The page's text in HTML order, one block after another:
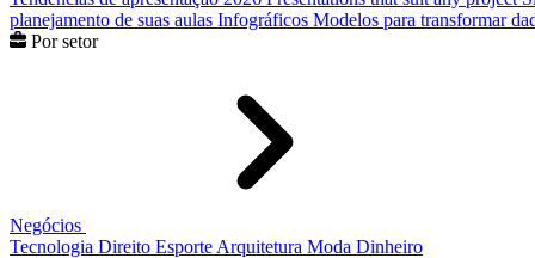
planejamento de suas aulas Infográficos Modelos para transformar
Por setor
Negócios
Tecnologia Direito Esporte Arquitetura Moda Dinheiro